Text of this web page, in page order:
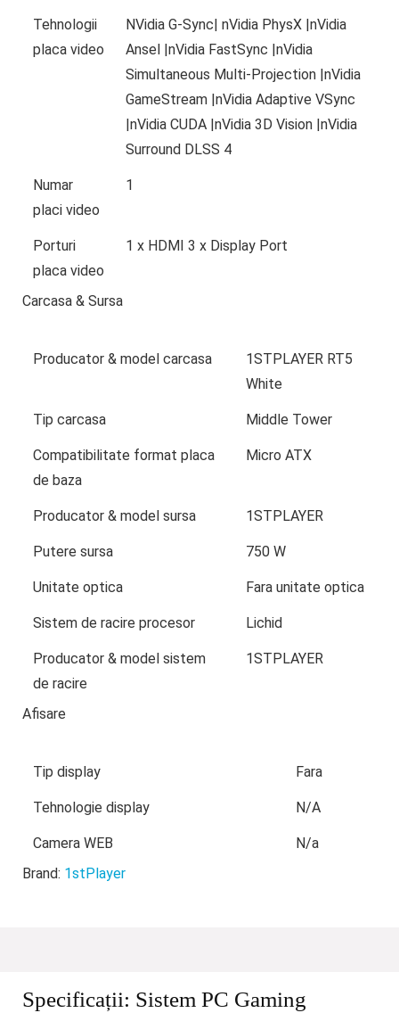
Tehnologii
placa video
NVidia G-Sync| nVidia PhysX |nVidia
Ansel |nVidia FastSync |nVidia
Simultaneous Multi-Projection |nVidia
GameStream |nVidia Adaptive VSync
|nVidia CUDA |nVidia 3D Vision |nVidia
Surround DLSS 4
Numar
placi video
1
Porturi
placa video
1 x HDMI 3 x Display Port
Carcasa & Sursa
Producator & model carcasa
1STPLAYER RT5
White
Tip carcasa Middle Tower
Compatibilitate format placa
de baza
Micro ATX
Producator & model sursa 1STPLAYER
Putere sursa 750 W
Unitate optica Fara unitate optica
Sistem de racire procesor Lichid
Producator & model sistem
de racire
1STPLAYER
Afisare
Tip display Fara
Tehnologie display N/A
Camera WEB
N/a
Brand: 1stPlayer
Specificații: Sistem PC Gaming